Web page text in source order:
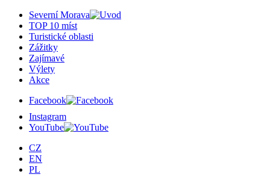
Severní Morava
TOP 10 míst
Turistické oblasti
Zážitky
Zajímavé
Výlety
Akce
Facebook
Instagram
YouTube
CZ
EN
PL